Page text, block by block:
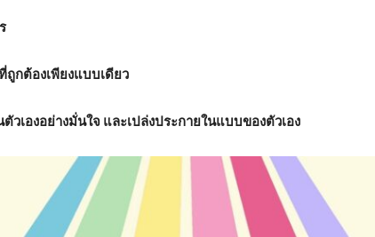
กต้องเพียงแบบเดียว
เองอย่างมั่นใจ และเปล่งประกายในแบบของตัวเอง